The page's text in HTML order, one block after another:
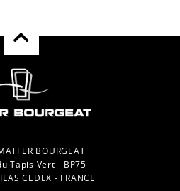
BOURGEAT
Tapis Vert - BP75
CEDEX - FRANCE